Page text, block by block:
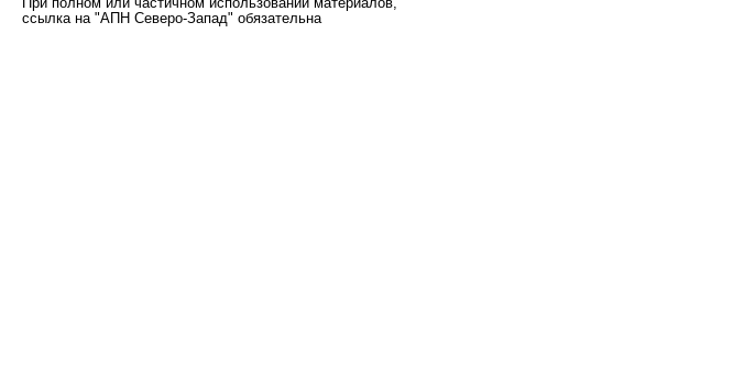
При полном или частичном использовании материалов,
ссылка на "АПН Северо-Запад" обязательна